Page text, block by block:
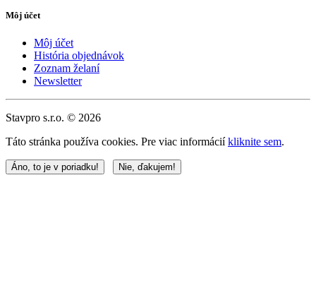
Môj účet
Môj účet
História objednávok
Zoznam želaní
Newsletter
Stavpro s.r.o. © 2026
Táto stránka používa cookies. Pre viac informáciíkliknite sem.
Áno, to je v poriadku! Nie, ďakujem!